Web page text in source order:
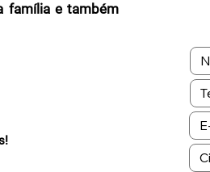
família e também